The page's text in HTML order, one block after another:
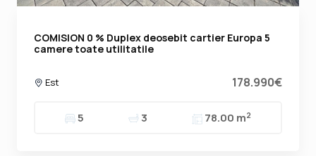
COMISION 0 % Duplex deosebit cartier Europa 5
camere toate utilitatile
Est 178.990€
5 3 78.00 m2